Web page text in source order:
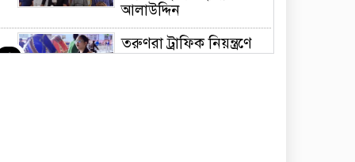
আলাউদ্দিন
৫
তরুণরা ট্রাফিক নিয়ন্ত্রণে
নামুক আবার